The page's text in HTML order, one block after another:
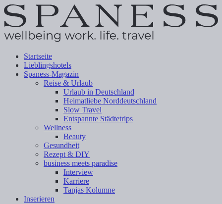
Startseite
Lieblingshotels
Spaness-Magazin
Reise & Urlaub
Urlaub in Deutschland
Heimatliebe Norddeutschland
Slow Travel
Entspannte Städtetrips
Wellness
Beauty
Gesundheit
Rezept & DIY
business meets paradise
Interview
Karriere
Tanjas Kolumne
Inserieren